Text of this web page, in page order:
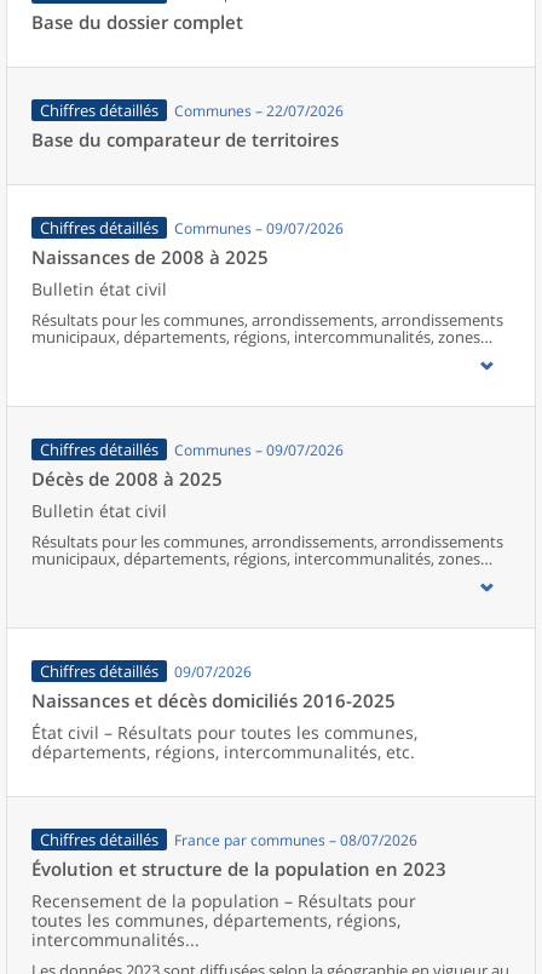
Base du dossier complet
Chiffres détaillés Communes – 22/07/2026
Base du comparateur de territoires
Chiffres détaillés Communes – 09/07/2026
Naissances de 2008 à 2025
Bulletin état civil
Résultats pour les communes, arrondissements, arrondissements
municipaux, départements, régions, intercommunalités, zones
d’emploi, bassins de vie, unités urbaines et aires d’attraction des
Chiffres détaillés Communes – 09/07/2026
Décès de 2008 à 2025
Bulletin état civil
Résultats pour les communes, arrondissements, arrondissements
municipaux, départements, régions, intercommunalités, zones
d’emploi, bassins de vie, unités urbaines et aires d’attraction des
Chiffres détaillés 09/07/2026
Naissances et décès domiciliés 2016-2025
État civil – Résultats pour toutes les communes,
départements, régions, intercommunalités, etc.
Chiffres détaillés France par communes – 08/07/2026
Évolution et structure de la population en 2023
Recensement de la population – Résultats pour
toutes les communes, départements, régions,
intercommunalités...